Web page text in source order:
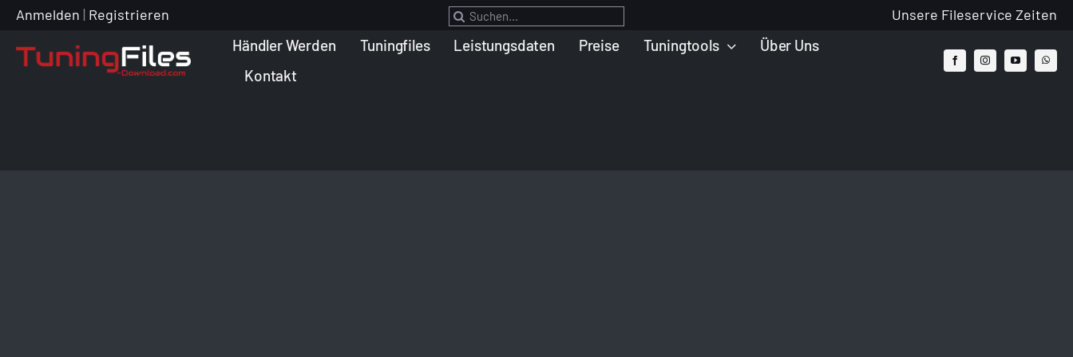
Zum
springen
Anmelden | Registrieren
Suche
nach:
Unsere Fileservice Zeiten
Händler Werden Tuningfiles Leistungsdaten Preise Tuningtools
Über Uns
Kontakt